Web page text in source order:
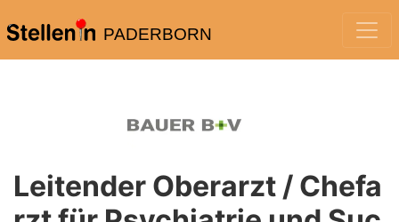
PADERBORN
Leitender Oberarzt / Chefa